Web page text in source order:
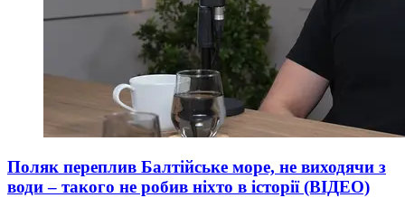
Поляк переплив Балтійське море, не виходячи з
води – такого не робив ніхто в історії (ВІДЕО)